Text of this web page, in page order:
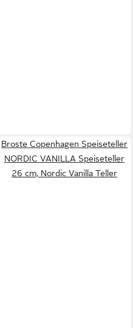
Broste Copenhagen Speiseteller
NORDIC VANILLA Speiseteller
26 cm, Nordic Vanilla Teller